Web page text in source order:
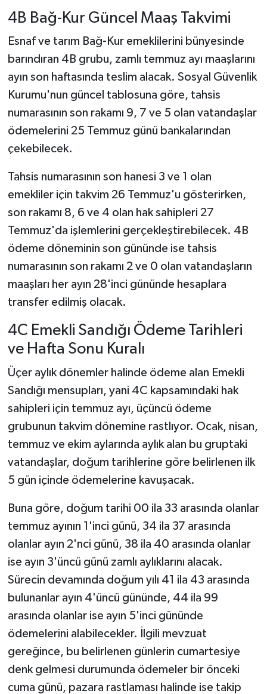
4B Bağ-Kur Güncel Maaş Takvimi
Esnaf ve tarım Bağ-Kur emeklilerini bünyesinde
barındıran 4B grubu, zamlı temmuz ayı maaşlarını
ayın son haftasında teslim alacak. Sosyal Güvenlik
Kurumu'nun güncel tablosuna göre, tahsis
numarasının son rakamı 9, 7 ve 5 olan vatandaşlar
ödemelerini 25 Temmuz günü bankalarından
çekebilecek.
Tahsis numarasının son hanesi 3 ve 1 olan
emekliler için takvim 26 Temmuz'u gösterirken,
son rakamı 8, 6 ve 4 olan hak sahipleri 27
Temmuz'da işlemlerini gerçekleştirebilecek. 4B
ödeme döneminin son gününde ise tahsis
numarasının son rakamı 2 ve 0 olan vatandaşların
maaşları her ayın 28'inci gününde hesaplara
transfer edilmiş olacak.
4C Emekli Sandığı Ödeme Tarihleri
ve Hafta Sonu Kuralı
Üçer aylık dönemler halinde ödeme alan Emekli
Sandığı mensupları, yani 4C kapsamındaki hak
sahipleri için temmuz ayı, üçüncü ödeme
grubunun takvim dönemine rastlıyor. Ocak, nisan,
temmuz ve ekim aylarında aylık alan bu gruptaki
vatandaşlar, doğum tarihlerine göre belirlenen ilk
5 gün içinde ödemelerine kavuşacak.
Buna göre, doğum tarihi 00 ila 33 arasında olanlar
temmuz ayının 1'inci günü, 34 ila 37 arasında
olanlar ayın 2'nci günü, 38 ila 40 arasında olanlar
ise ayın 3'üncü günü zamlı aylıklarını alacak.
Sürecin devamında doğum yılı 41 ila 43 arasında
bulunanlar ayın 4'üncü gününde, 44 ila 99
arasında olanlar ise ayın 5'inci gününde
ödemelerini alabilecekler. İlgili mevzuat
gereğince, bu belirlenen günlerin cumartesiye
denk gelmesi durumunda ödemeler bir önceki
cuma günü, pazara rastlaması halinde ise takip